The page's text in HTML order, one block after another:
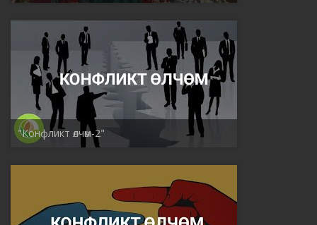
"Конфликт өлчөм-2"